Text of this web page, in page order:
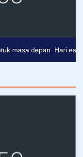
depan. Hari esok